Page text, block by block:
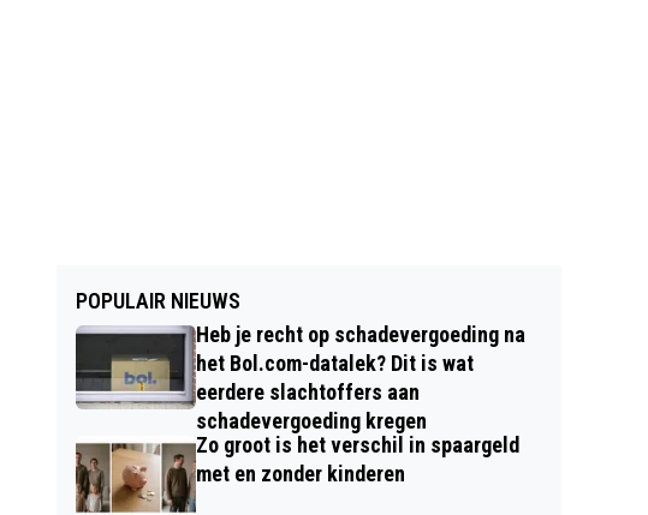
POPULAIR NIEUWS
Heb je recht op schadevergoeding na
het Bol.com-datalek? Dit is wat
eerdere slachtoffers aan
schadevergoeding kregen
Zo groot is het verschil in spaargeld
met en zonder kinderen